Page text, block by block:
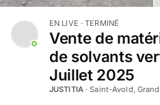
EN LIVE · TERMINÉ
Vente de
de solvants
Juillet 2025
JUSTITIA·Saint-Avold,